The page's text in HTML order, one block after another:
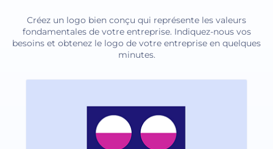
Créez un logo bien conçu qui représente les valeurs
fondamentales de votre entreprise. Indiquez-nous vos
besoins et obtenez le logo de votre entreprise en quelques
minutes.